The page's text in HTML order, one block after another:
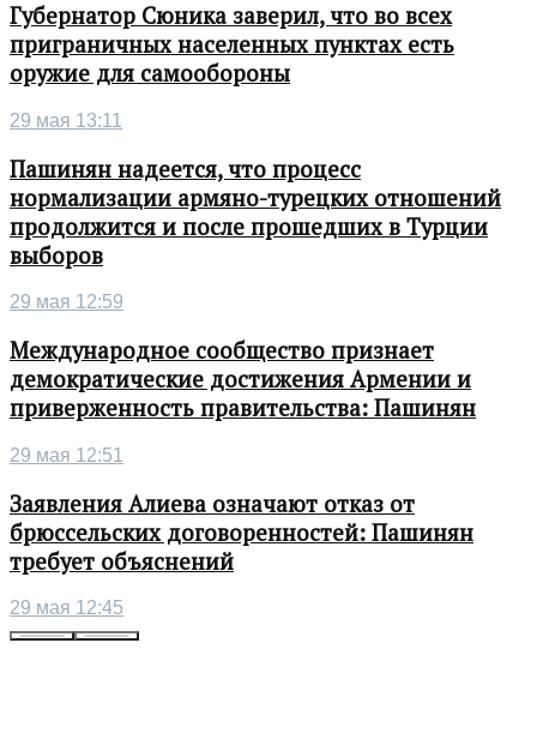
Губернатор Сюника заверил, что во всех
приграничных населенных пунктах есть
оружие для самообороны
29 мая 13:11
Пашинян надеется, что процесс
нормализации армяно-турецких отношений
продолжится и после прошедших в Турции
выборов
29 мая 12:59
Международное сообщество признает
демократические достижения Армении и
приверженность правительства: Пашинян
29 мая 12:51
Заявления Алиева означают отказ от
брюссельских договоренностей: Пашинян
требует объяснений
29 мая 12:45